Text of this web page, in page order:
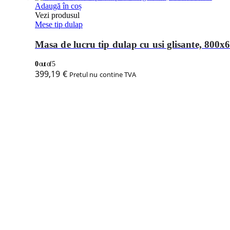
Adaugă în coș
Vezi produsul
Mese tip dulap
Masa de lucru tip dulap cu usi glisante,
0out of 5
399,19 € Pretul nu contine TVA